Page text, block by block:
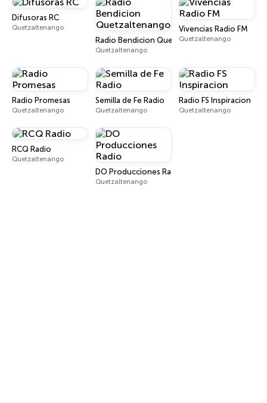
Difusoras RC
Quetzaltenango
Radio Bendicion Quetzaltenango
Quetzaltenango
Vivencias Radio FM
Quetzaltenango
Radio Promesas
Quetzaltenango
Semilla de Fe Radio
Quetzaltenango
Radio FS Inspiracion
Quetzaltenango
RCQ Radio
Quetzaltenango
DO Producciones Radio
Quetzaltenango